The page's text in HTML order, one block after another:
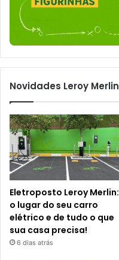
Novidades Leroy Merlin
Eletroposto Leroy Merlin:
o lugar do seu carro
elétrico e de tudo o que
sua casa precisa!
6 dias atrás